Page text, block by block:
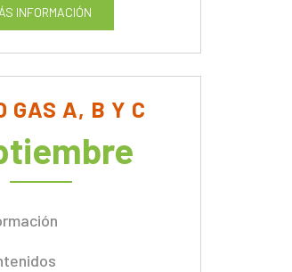
INFORMACIÓN
GAS A, B Y C